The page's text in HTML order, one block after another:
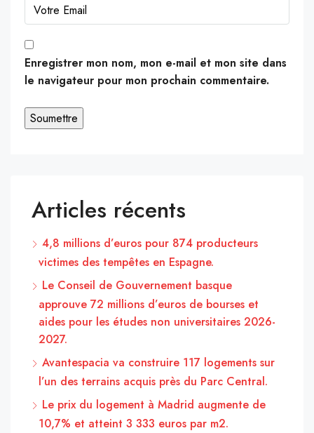
Enregistrer mon nom, mon e-mail et mon site dans
le navigateur pour mon prochain commentaire.
Articles récents
4,8 millions d’euros pour 874 producteurs
victimes des tempêtes en Espagne.
Le Conseil de Gouvernement basque
approuve 72 millions d’euros de bourses et
aides pour les études non universitaires 2026-
2027.
Avantespacia va construire 117 logements sur
l’un des terrains acquis près du Parc Central.
Le prix du logement à Madrid augmente de
10,7% et atteint 3 333 euros par m2.